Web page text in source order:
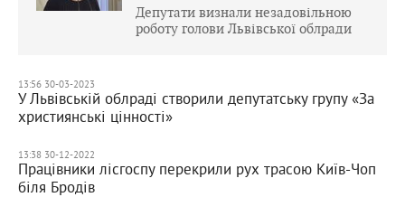
Депутати визнали незадовільною
роботу голови Львівської облради
13:56 30-03-2023
У Львівській облраді створили депутатську групу «За
християнські цінності»
13:38 30-12-2022
Працівники лісгоспу перекрили рух трасою Київ-Чоп
біля Бродів